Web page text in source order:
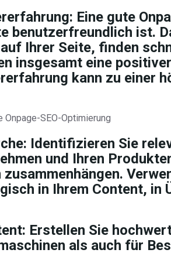
Eine gute
benutzerfreundlich ist.
Ihrer Seite, finden
insgesamt eine
kann zu einer
SEO-Optimierung
Identifizieren Sie
und Ihren
in Ihrem Content, in
Erstellen Sie
als auch für